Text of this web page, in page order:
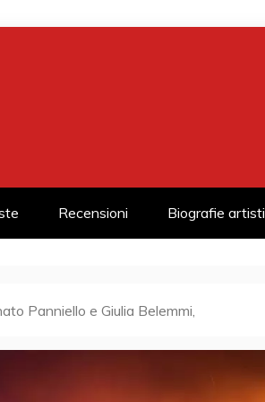
Recensioni Biografie artisti
Panniello e Giulia Belemmi,